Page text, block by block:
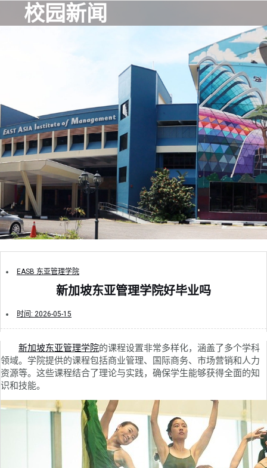
校园新闻
EASB 东亚管理学院
新加坡东亚管理学院好毕业吗
时间: 2026-05-15
新加坡东亚管理学院的课程设置非常多样化，涵盖了多个学科
领域。学院提供的课程包括商业管理、国际商务、市场营销和人力
资源等。这些课程结合了理论与实践，确保学生能够获得全面的知
识和技能。